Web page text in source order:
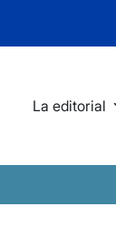
La editorial